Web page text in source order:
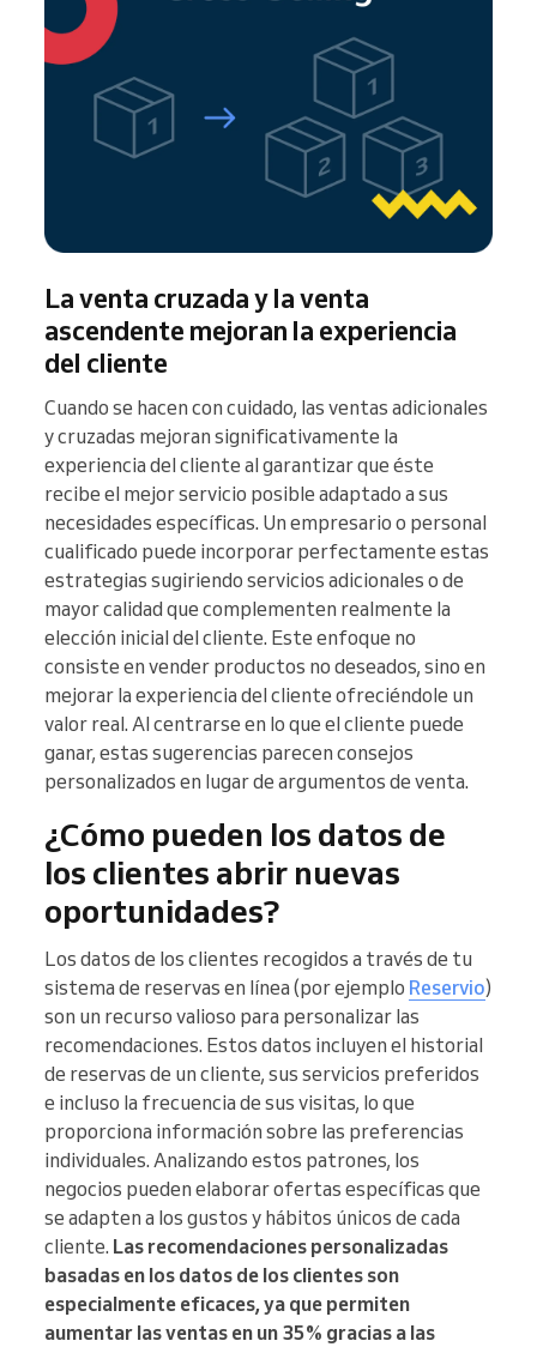
La venta cruzada y la venta
ascendente mejoran la experiencia
del cliente
Cuando se hacen con cuidado, las ventas adicionales
y cruzadas mejoran significativamente la
experiencia del cliente al garantizar que éste
recibe el mejor servicio posible adaptado a sus
necesidades específicas. Un empresario o personal
cualificado puede incorporar perfectamente estas
estrategias sugiriendo servicios adicionales o de
mayor calidad que complementen realmente la
elección inicial del cliente. Este enfoque no
consiste en vender productos no deseados, sino en
mejorar la experiencia del cliente ofreciéndole un
valor real. Al centrarse en lo que el cliente puede
ganar, estas sugerencias parecen consejos
personalizados en lugar de argumentos de venta.
¿Cómo pueden los datos de
los clientes abrir nuevas
oportunidades?
Los datos de los clientes recogidos a través de tu
sistema de reservas en línea (por ejemplo Reservio)
son un recurso valioso para personalizar las
recomendaciones. Estos datos incluyen el historial
de reservas de un cliente, sus servicios preferidos
e incluso la frecuencia de sus visitas, lo que
proporciona información sobre las preferencias
individuales. Analizando estos patrones, los
negocios pueden elaborar ofertas específicas que
se adapten a los gustos y hábitos únicos de cada
cliente. Las recomendaciones personalizadas
basadas en los datos de los clientes son
especialmente eficaces, ya que permiten
aumentar las ventas en un 35% gracias a las